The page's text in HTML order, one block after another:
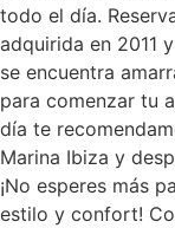
todo el día.
adquirida en 2011
se encuentra
para comenzar tu
día te
Marina Ibiza y
¡No esperes más
estilo y confort!